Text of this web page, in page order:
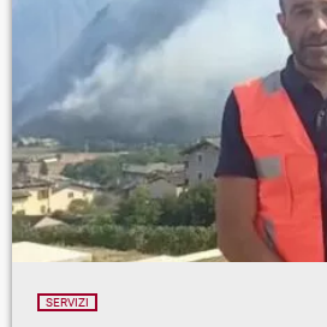
SERVIZI